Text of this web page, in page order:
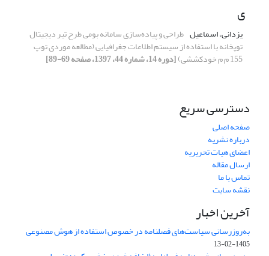
ی
یزدانی، اسماعیل طراحی و پیاده‌سازی سامانه بومی طرح تیر دیجیتال
توپخانه با استفاده از سیستم اطلاعات جغرافیایی (مطالعه موردی توپ
155 م م خودکششی) [دوره 14، شماره 44، 1397، صفحه 69-89]
دسترسی سریع
صفحه اصلی
درباره نشریه
اعضای هیات تحریریه
ارسال مقاله
تماس با ما
نقشه سایت
آخرین اخبار
به‌روزرسانی سیاست‌های فصلنامه در خصوص استفاده از هوش مصنوعی
1405-02-13